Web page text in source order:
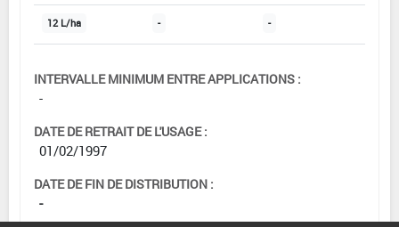
12 L/ha - -
INTERVALLE MINIMUM ENTRE APPLICATIONS :
-
DATE DE RETRAIT DE L'USAGE :
01/02/1997
DATE DE FIN DE DISTRIBUTION :
-